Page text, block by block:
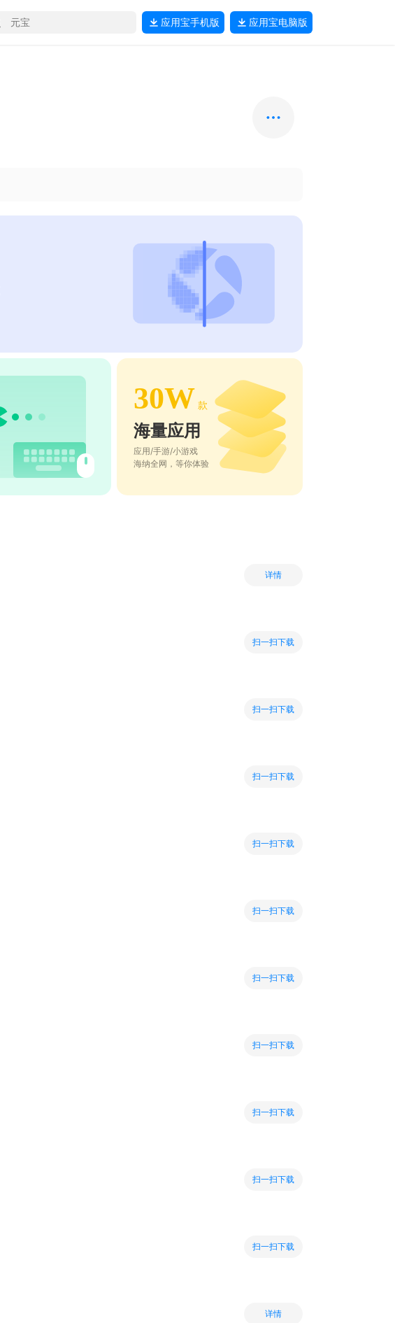
应用宝手机版 应用宝电脑版
30W 款
海量应用
应用/手游/小游戏
海纳全网，等你体验
详情
扫一扫下载
扫一扫下载
扫一扫下载
扫一扫下载
扫一扫下载
扫一扫下载
扫一扫下载
扫一扫下载
扫一扫下载
扫一扫下载
详情